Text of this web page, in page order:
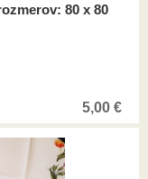
80 x 80
5,00 €